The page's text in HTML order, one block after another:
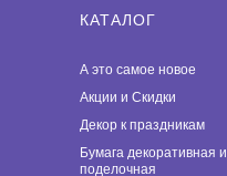
КАТАЛОГ
А это самое новое
Акции и Скидки
Декор к праздникам
Бумага декоративная и
поделочная